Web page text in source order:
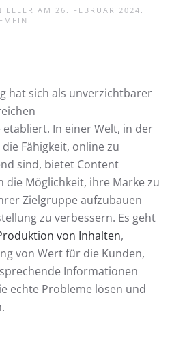
ELLER AM 26. FEBRUAR 2024
hat sich als unverzichtbarer
In einer Welt, in der
Fähigkeit, online zu
sind, bietet Content
Möglichkeit, ihre Marke zu
Zielgruppe aufzubauen
zu verbessern. Es geht
von Inhalten,
von Wert für die Kunden,
Informationen
echte Probleme lösen und